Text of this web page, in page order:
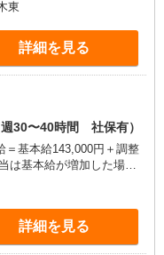
東
詳細を見る
30〜40時間 社保有）
＝基本給143,000円＋調整
よう同額を減額します。
詳細を見る